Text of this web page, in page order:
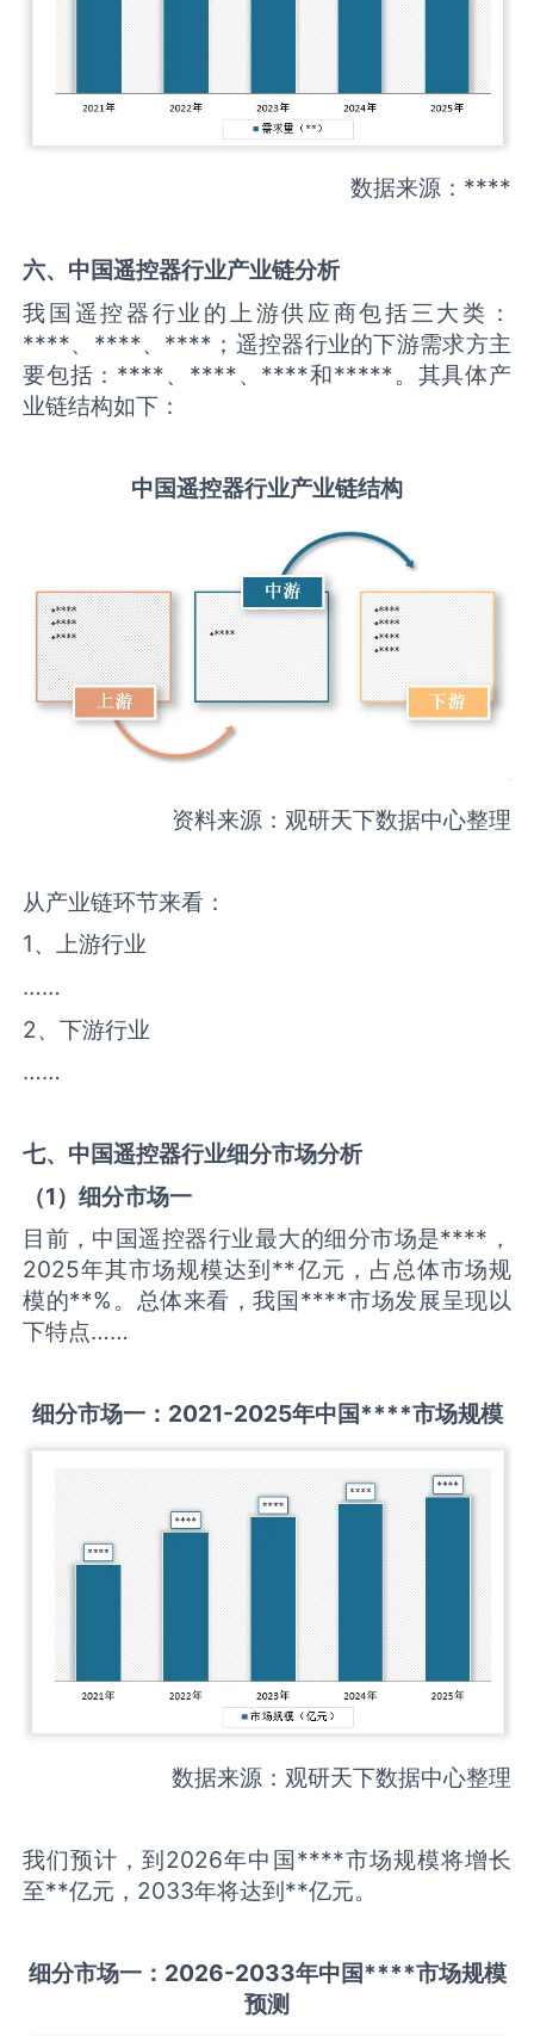
数据来源：****
六、中国遥控器行业产业链分析
我国遥控器行业的上游供应商包括三大类：
****、****、****；遥控器行业的下游需求方主
要包括：****、****、****和*****。其具体产
业链结构如下：
中国遥控器行业产业链结构
资料来源：观研天下数据中心整理
从产业链环节来看：
1、上游行业
……
2、下游行业
……
七、中国遥控器行业细分市场分析
（1）细分市场一
目前，中国遥控器行业最大的细分市场是****，
2025年其市场规模达到**亿元，占总体市场规
模的**%。总体来看，我国****市场发展呈现以
下特点……
细分市场一： 2021-2025年中国****市场规模
数据来源：观研天下数据中心整理
我们预计，到2026年中国****市场规模将增长
至**亿元，2033年将达到**亿元。
细分市场一： 2026-2033年中国****市场规模
预测